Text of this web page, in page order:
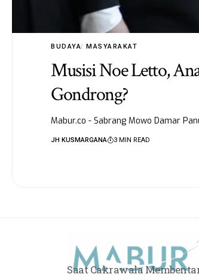
BUDAYA MASYARAKAT
Musisi Noe Letto,
Gondrong?
Mabur.co - Sabrang Mowo Damar
JH KUSMARGANA 3 MIN READ
Saat Cakrawala